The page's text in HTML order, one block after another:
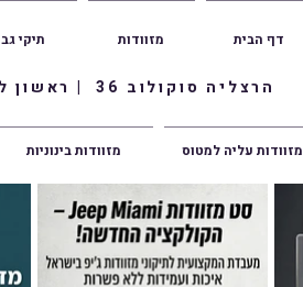
הרצליה סוקולוב 36 | ראשון לציון הרצל 47 | פתח תקווה אשכנזי 1
תיקי גב מזוודות דף הבית
מזוודות בינוניות מזוודות עליה למטוס